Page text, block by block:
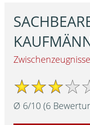
Zwischenzeugnisse
Ø 6/10 (6